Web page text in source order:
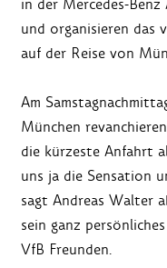
und organisieren das
auf der Reise von
Am
München
die kürzeste Anfahrt
uns ja die Sensation
sagt Andreas Walter
sein ganz
VfB Freunden.